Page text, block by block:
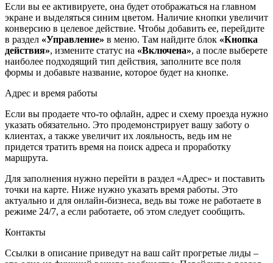
Если вы ее активируете, она будет отображаться на главном
экране и выделяться синим цветом. Наличие кнопки увеличит
конверсию в целевое действие. Чтобы добавить ее, перейдите
в раздел «Управление» в меню. Там найдите блок «Кнопка
действия», измените статус на «Включена», а после выберете
наиболее подходящий тип действия, заполните все поля
формы и добавьте название, которое будет на кнопке.
Адрес и время работы
Если вы продаете что-то офлайн, адрес и схему проезда нужно
указать обязательно. Это продемонстрирует вашу заботу о
клиентах, а также увеличит их лояльность, ведь им не
придется тратить время на поиск адреса и проработку
маршрута.
Для заполнения нужно перейти в раздел «Адрес» и поставить
точки на карте. Ниже нужно указать время работы. Это
актуально и для онлайн-бизнеса, ведь вы тоже не работаете в
режиме 24/7, а если работаете, об этом следует сообщить.
Контакты
Ссылки в описание приведут на ваш сайт прогретые лиды –